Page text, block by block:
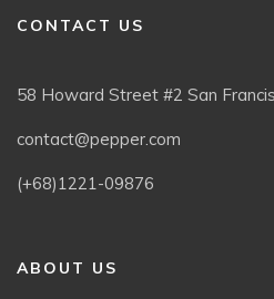
CONTACT US
58 Howard Street #2 San
contact@pepper.com
(+68)1221-09876
ABOUT US